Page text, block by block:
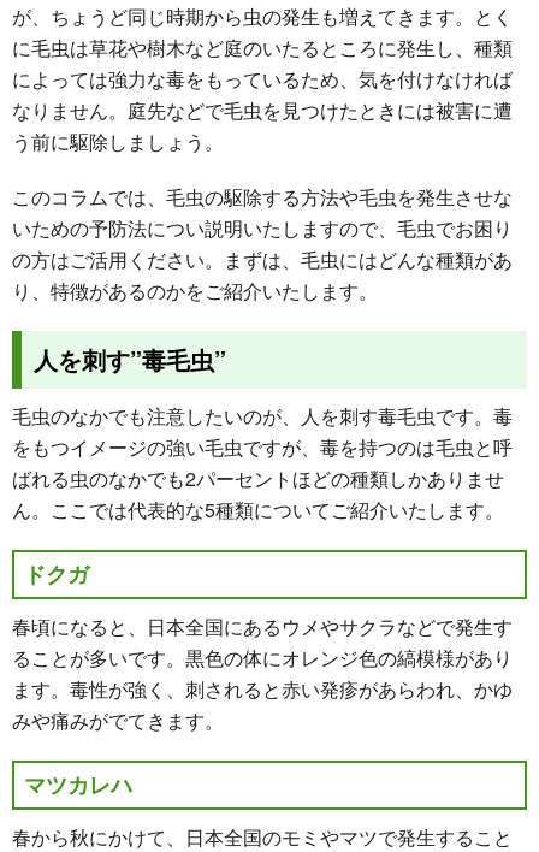
が、ちょうど同じ時期から虫の発生も増えてきます。とく
に毛虫は草花や樹木など庭のいたるところに発生し、種類
によっては強力な毒をもっているため、気を付けなければ
なりません。庭先などで毛虫を見つけたときには被害に遭
う前に駆除しましょう。
このコラムでは、毛虫の駆除する方法や毛虫を発生させな
いための予防法につい説明いたしますので、毛虫でお困り
の方はご活用ください。まずは、毛虫にはどんな種類があ
り、特徴があるのかをご紹介いたします。
人を刺す”毒毛虫”
毛虫のなかでも注意したいのが、人を刺す毒毛虫です。毒
をもつイメージの強い毛虫ですが、毒を持つのは毛虫と呼
ばれる虫のなかでも2パーセントほどの種類しかありませ
ん。ここでは代表的な5種類についてご紹介いたします。
ドクガ
春頃になると、日本全国にあるウメやサクラなどで発生す
ることが多いです。黒色の体にオレンジ色の縞模様があり
ます。毒性が強く、刺されると赤い発疹があらわれ、かゆ
みや痛みがでてきます。
マツカレハ
春から秋にかけて、日本全国のモミやマツで発生すること